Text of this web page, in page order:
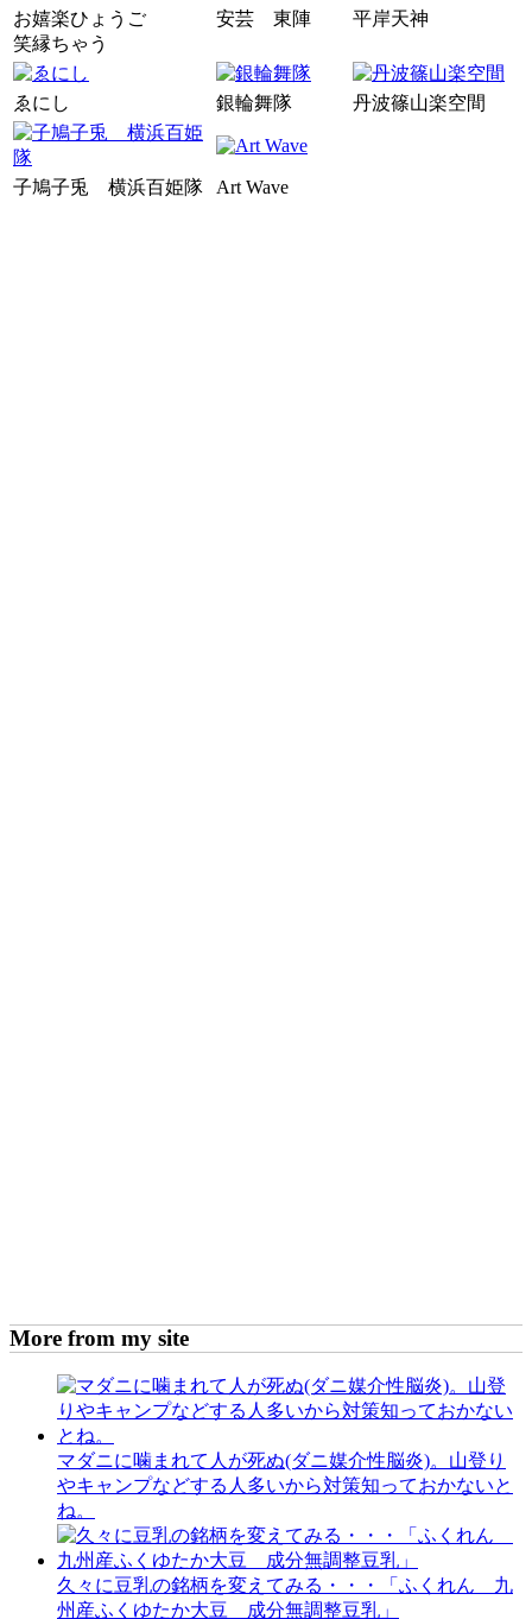
お嬉楽ひょうご
笑縁ちゃう
安芸 東陣 平岸天神
ゑにし 銀輪舞隊 丹波篠山楽空間
子鳩子兎 横浜百姫隊 Art Wave
More from my site
マダニに噛まれて人が死ぬ(ダニ媒介性脳炎)。山登り
やキャンプなどする人多いから対策知っておかないと
ね。
久々に豆乳の銘柄を変えてみる・・・「ふくれん 九
州産ふくゆたか大豆 成分無調整豆乳」